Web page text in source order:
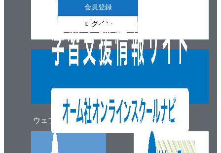
ウェブマガジン
会員登録
ログイン
ウェブショップ